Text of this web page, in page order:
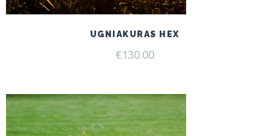
UGNIAKURAS HEX
€130.00